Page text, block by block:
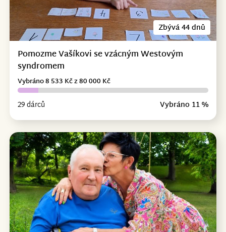
Zbývá 44 dnů
Pomozme Vašíkovi se vzácným Westovým
syndromem
29 dárců Vybráno 11 %
Vybráno 8 533 Kč z 80 000 Kč